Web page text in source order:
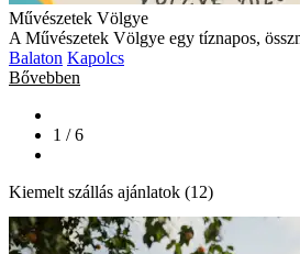
Művészetek Völgye
A Művészetek Völgye egy tíznapos,
Balaton Kapolcs
Bővebben
1 / 6
Kiemelt szállás ajánlatok (12)